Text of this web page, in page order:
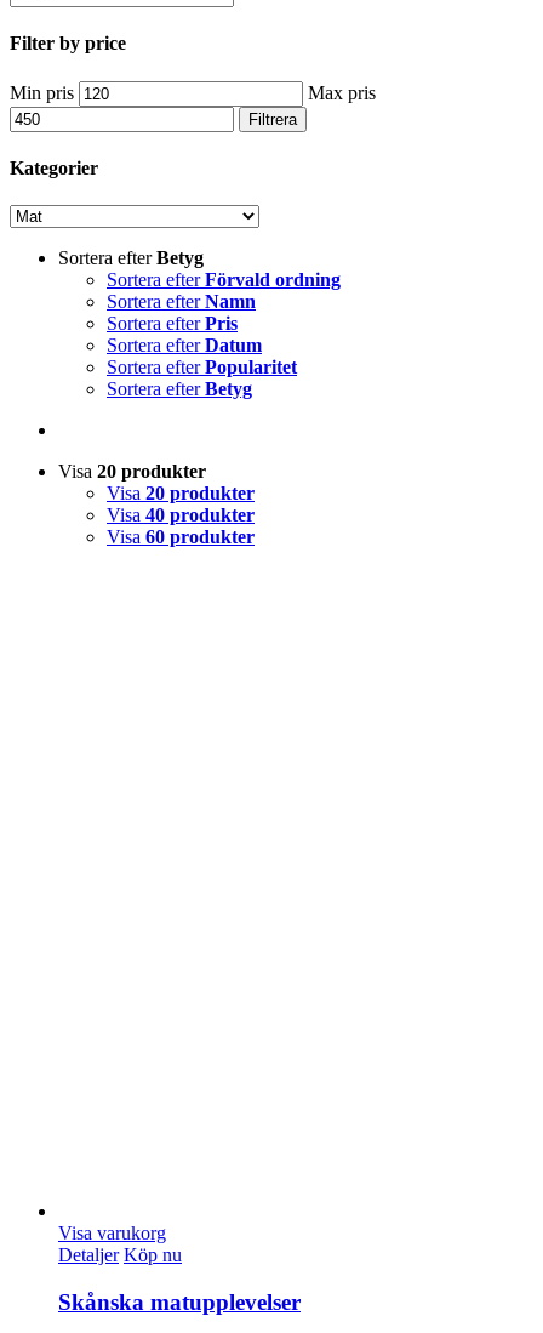
Filter by price
Min pris Max pris
Filtrera
Kategorier
Sortera efterBetyg
Sortera efterFörvald ordning
Sortera efterNamn
Sortera efterPris
Sortera efterDatum
Sortera efterPopularitet
Sortera efterBetyg
Visa 20 produkter
Visa 20 produkter
Visa 40 produkter
Visa 60 produkter
Visa varukorg
Detaljer Köp nu
Skånska matupplevelser